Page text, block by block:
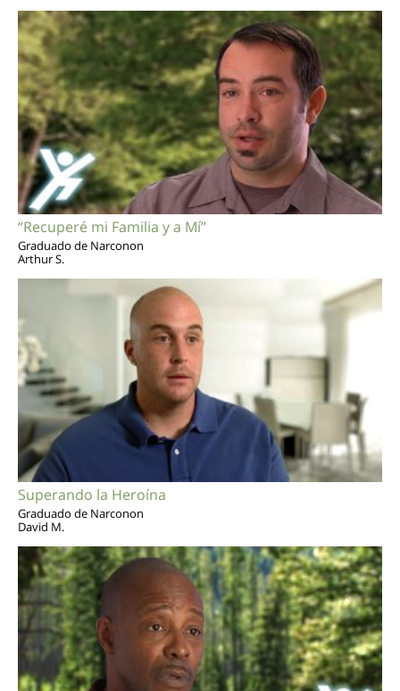
“Recuperé mi Familia y a Mí”
Graduado de Narconon
Arthur S.
Superando la Heroína
Graduado de Narconon
David M.